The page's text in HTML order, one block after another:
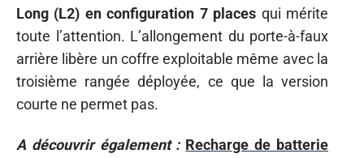
Long (L2) en configuration 7 places qui mérite
toute l’attention. L’allongement du porte-à-faux
arrière libère un coffre exploitable même avec la
troisième rangée déployée, ce que la version
courte ne permet pas.
A découvrir également : Recharge de batterie